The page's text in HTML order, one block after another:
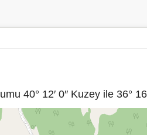
40° 12′ 0″ Kuzey ile 36°